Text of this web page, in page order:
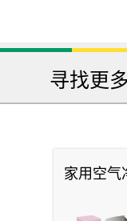
寻找更
家用空气